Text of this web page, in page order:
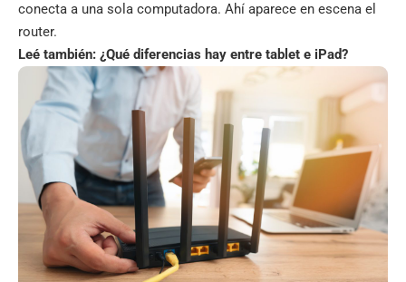
conecta a una sola computadora. Ahí aparece en escena el
router.
Leé también: ¿Qué diferencias hay entre tablet e iPad?